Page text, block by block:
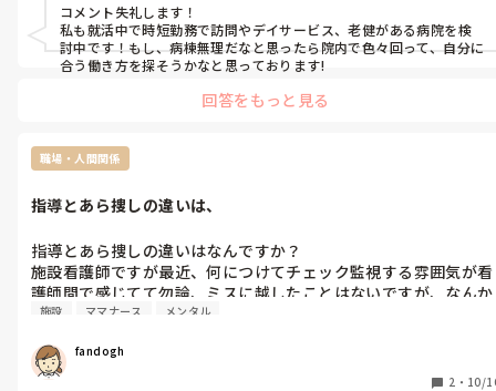
コメント失礼します！
私も就活中で時短勤務で訪問やデイサービス、老健がある病院を検
討中です！もし、病棟無理だなと思ったら院内で色々回って、自分に
合う働き方を探そうかなと思っております!
回答をもっと見る
職場・人間関係
指導とあら捜しの違いは、
指導とあら捜しの違いはなんですか？
施設看護師ですが最近、何につけてチェック監視する雰囲気が看
護師間で感じてて勿論、ミスに越したことはないですが、なんか
違うんじゃないのかなと思うときがあります。
施設 ママナース メンタル
fandogh
2 ・ 10/